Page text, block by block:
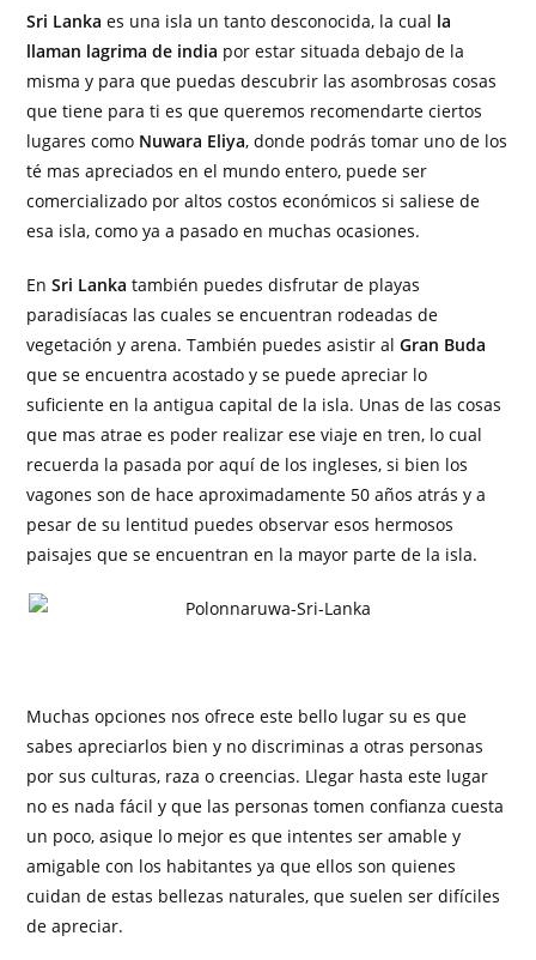
Sri Lankaes una isla un tanto desconocida, la cual la
llaman lagrima de india por estar situada debajo de la
misma y para que puedas descubrir las asombrosas cosas
que tiene para ti es que queremos recomendarte ciertos
lugares como Nuwara Eliya, donde podrás tomar uno de los
té mas apreciados en el mundo entero, puede ser
comercializado por altos costos económicos si saliese de
esa isla, como ya a pasado en muchas ocasiones.
EnSri Lankatambién puedes disfrutar de playas
paradisíacas las cuales se encuentran rodeadas de
vegetación y arena. También puedes asistir alGran Buda
que se encuentra acostado y se puede apreciar lo
suficiente en la antigua capital de la isla. Unas de las cosas
que mas atrae es poder realizar ese viaje en tren, lo cual
recuerda la pasada por aquí de los ingleses, si bien los
vagones son de hace aproximadamente 50 años atrás y a
pesar de su lentitud puedes observar esos hermosos
paisajes que se encuentran en la mayor parte de la isla.
Muchas opciones nos ofrece este bello lugar su es que
sabes apreciarlos bien y no discriminas a otras personas
por sus culturas, raza o creencias. Llegar hasta este lugar
no es nada fácil y que las personas tomen confianza cuesta
un poco, asique lo mejor es que intentes ser amable y
amigable con los habitantes ya que ellos son quienes
cuidan de estas bellezas naturales, que suelen ser difíciles
de apreciar.